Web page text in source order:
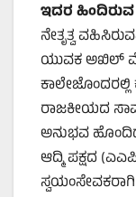
ಇದರ
ನೇತೃತ್ವ
ಯುವಕ ಅಖಿಲ್
ಕಾಲೇಜೊಂದರಲ್ಲಿ
ರಾಜಕೀಯದ
ಅನುಭವ
ಆದ್ಮಿ ಪಕ್ಷದ